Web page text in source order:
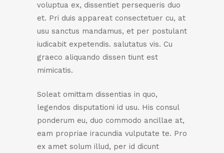
voluptua ex, dissentiet persequeris duo
et. Pri duis appareat consectetuer cu, at
usu sanctus mandamus, et per postulant
iudicabit expetendis. salutatus vis. Cu
graeco aliquando dissen tiunt est
mimicatis.
Soleat omittam dissentias in quo,
legendos disputationi id usu. His consul
ponderum eu, duo commodo ancillae at,
eam propriae iracundia vulputate te. Pro
ex amet solum illud, per id dicunt